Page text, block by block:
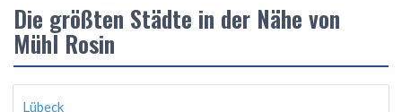
Die größten Städte in der Nähe von
Mühl Rosin
Lübeck